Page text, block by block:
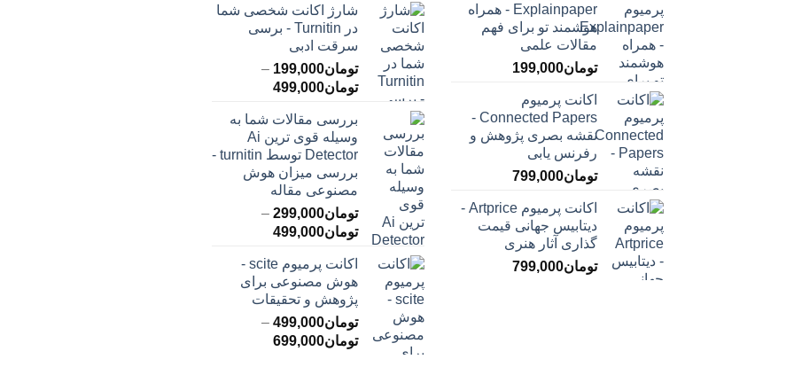
Explainpaper - همراه
هوشمند تو برای فهم
مقالات علمی
تومان199,000
اکانت پرمیوم
Connected Papers -
نقشه بصری پژوهش و
رفرنس یابی
تومان799,000
اکانت پرمیوم Artprice -
دیتابیس جهانی قیمت
‌گذاری آثار هنری
تومان799,000
تومان145,000
تا
شارژ اکانت شخصی شما
در Turnitin - برسی
سرقت ادبی
تومان199,000
–
تومان499,000محدوده
تومان199,000
تا
تومان499,000
بررسی مقالات شما به
وسیله قوی ترین Ai
Detector توسط turnitin -
بررسی میزان هوش
مصنوعی مقاله
تومان299,000
–
تومان499,000محدوده
تا
تومان499,000
اکانت پرمیوم scite -
هوش مصنوعی برای
پژوهش و تحقیقات
تومان499,000
–
تومان699,000محدوده